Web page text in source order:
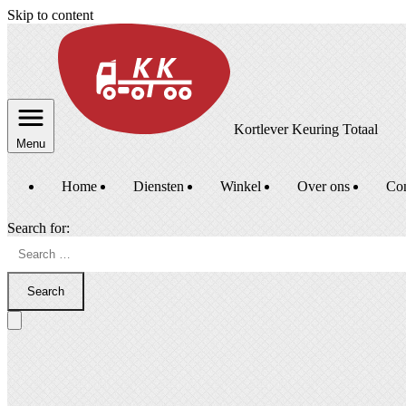
Skip to content
Menu
Kortlever Keuring Totaal
Home Diensten Winkel Over ons
Search for:
Search